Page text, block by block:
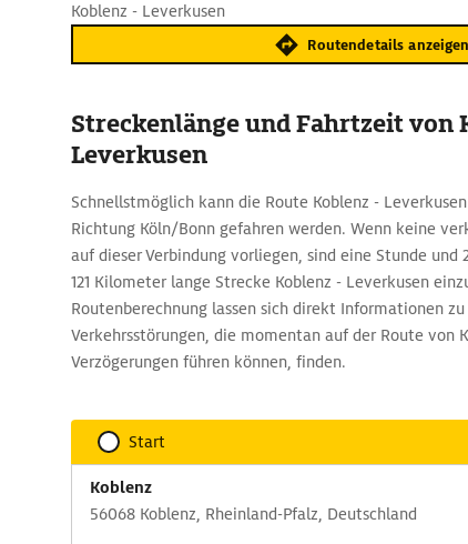
Koblenz - Leverkusen
Routendetails anzeigen
Streckenlänge und Fahrtzeit von
Leverkusen
Schnellstmöglich kann die Route Koblenz -
Richtung Köln/Bonn gefahren werden. Wenn keine
auf dieser Verbindung vorliegen, sind eine Stunde und
121 Kilometer lange Strecke Koblenz - Leverkusen
Routenberechnung lassen sich direkt Informationen zu
Verkehrsstörungen, die momentan auf der Route von
Verzögerungen führen können, finden.
Start
Koblenz
56068 Koblenz, Rheinland-Pfalz, Deutschland